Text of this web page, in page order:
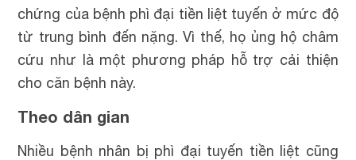
chứng của bệnh phì đại tiền liệt tuyến ở mức độ
từ trung bình đến nặng. Vì thế, họ ủng hộ châm
cứu như là một phương pháp hỗ trợ cải thiện
cho căn bệnh này.
Theo dân gian
Nhiều bệnh nhân bị phì đại tuyến tiền liệt cũng